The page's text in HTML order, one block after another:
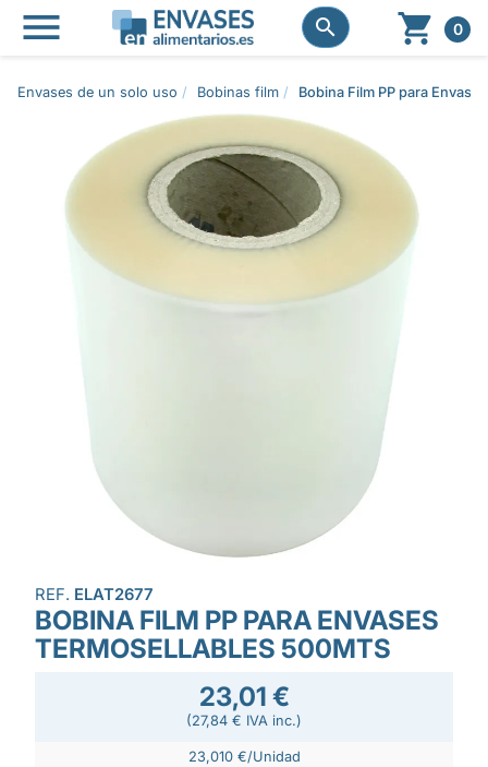
 
  0
Envases de un solo uso Bobinas film Bobina Film PP para
REF. ELAT2677
BOBINA FILM PP PARA ENVASES
TERMOSELLABLES 500MTS
23,01 €
(27,84 € IVA inc.)
23,010 €/Unidad